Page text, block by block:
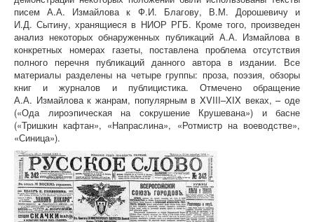
писем А.А. Измайлова к Ф.И. Благову, В.М. Дорошевичу и
И.Д. Сытину, хранящиеся в НИОР РГБ. Кроме того, произведен
анализ некоторых обнаруженных публикаций А.А. Измайлова в
конкретных номерах газеты, поставлена проблема отсутствия
полного перечня публикаций данного автора в издании. Все
материалы разделены на четыре группы: проза, поэзия, обзоры
книг и журналов и публицистика. Отмечено обращение
А.А. Измайлова к жанрам, популярным в XVIII–XIX веках, – оде
(«Ода лироэпическая на сокрушение Крушевана») и басне
(«Тришкин кафтан», «Напраслина», «Ротмистр на воеводстве»,
«Синица»).